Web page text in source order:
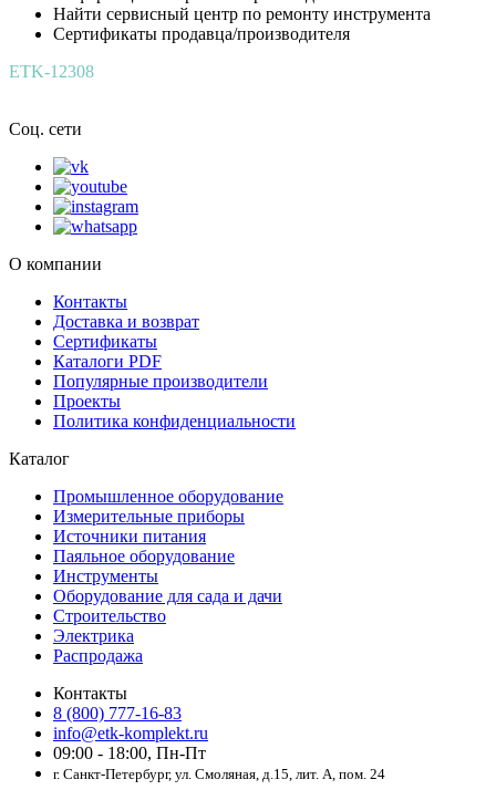
Найти сервисный центр по ремонту инструмента
Сертификаты продавца/производителя
ETK-12308
Соц. сети
О компании
Контакты
Доставка и возврат
Сертификаты
Каталоги PDF
Популярные производители
Проекты
Политика конфиденциальности
Каталог
Промышленное оборудование
Измерительные приборы
Источники питания
Паяльное оборудование
Инструменты
Оборудование для сада и дачи
Строительство
Электрика
Распродажа
Контакты
8 (800) 777-16-83
info@etk-komplekt.ru
09:00 - 18:00, Пн-Пт
г. Санкт-Петербург, ул. Смоляная, д.15, лит. А, пом. 24